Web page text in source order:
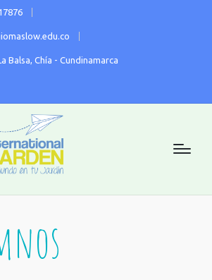
Balsa, Chía - Cundinamarca